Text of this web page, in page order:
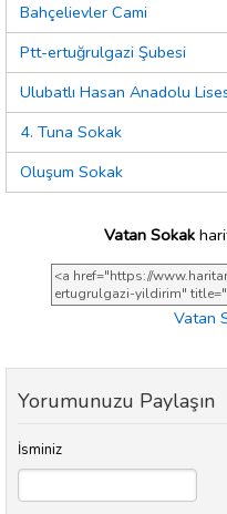
Bahçelievler Cami
Ptt-ertuğrulgazi Şubesi
Ulubatlı Hasan Anadolu
4. Tuna Sokak
Oluşum Sokak
Vatan Sokak
Vatan
Yorumunuzu Paylaşın
İsminiz